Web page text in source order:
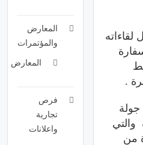
لقاءاته
.
جولة
والتي
من
المعارض
والمؤتمرات
المعارض
فرص
تجارية
واعلانات